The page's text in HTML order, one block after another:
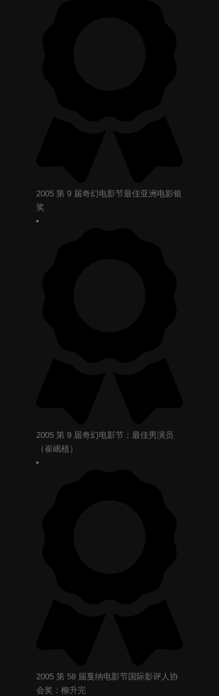
2005 第 9 届奇幻电影节最佳亚洲电影银
奖
2005 第 9 届奇幻电影节：最佳男演员
（崔岷植）
2005 第 58 届戛纳电影节国际影评人协
会奖：柳升完